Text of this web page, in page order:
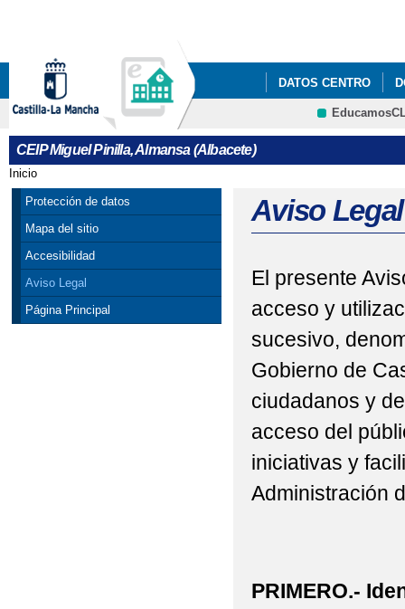
DATOS CENTRO
BUZÓN DE
CEIP Miguel Pinilla, Almansa (Albacete)
Se encuentra usted aquí
Inicio
Protección de datos
Mapa del sitio
Accesibilidad
Aviso Legal
Página Principal
Aviso Legal
El presente
acceso y
sucesivo,
Gobierno de
ciudadanos y
acceso del
iniciativas y
Administración
PRIMERO.-